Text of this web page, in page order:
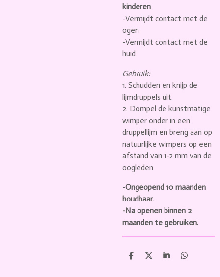
kinderen
-Vermijdt contact met de
ogen
-Vermijdt contact met de
huid
Gebruik:
1. Schudden en knijp de
lijmdruppels uit.
2. Dompel de kunstmatige
wimper onder in een
druppellijm en breng aan op
natuurlijke wimpers op een
afstand van 1-2 mm van de
oogleden
-Ongeopend 10 maanden
houdbaar.
-Na openen binnen 2
maanden te gebruiken.
D
D
S
D